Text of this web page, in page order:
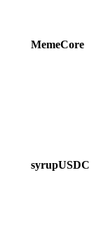
MemeCore
syrupUSDC